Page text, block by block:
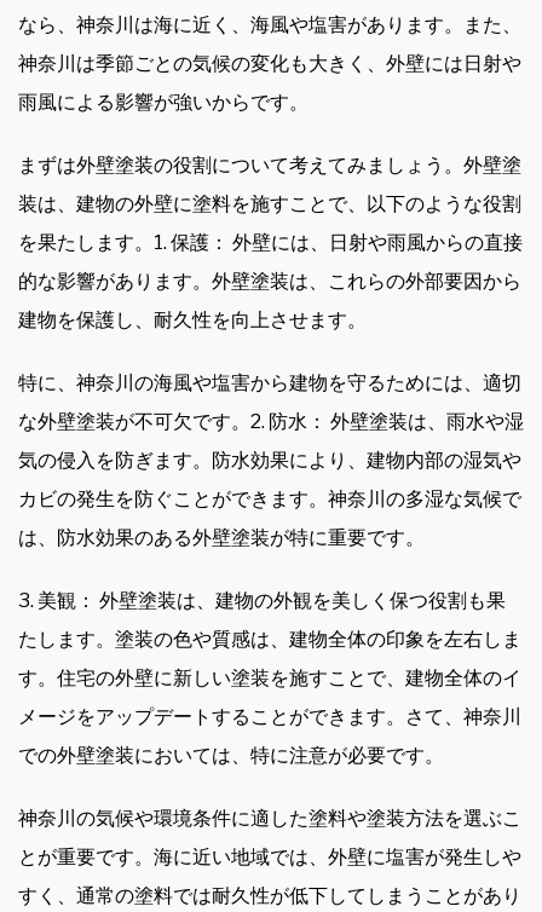
なら、神奈川は海に近く、海風や塩害があります。また、
神奈川は季節ごとの気候の変化も大きく、外壁には日射や
雨風による影響が強いからです。
まずは外壁塗装の役割について考えてみましょう。外壁塗
装は、建物の外壁に塗料を施すことで、以下のような役割
を果たします。1. 保護： 外壁には、日射や雨風からの直接
的な影響があります。外壁塗装は、これらの外部要因から
建物を保護し、耐久性を向上させます。
特に、神奈川の海風や塩害から建物を守るためには、適切
な外壁塗装が不可欠です。2. 防水： 外壁塗装は、雨水や湿
気の侵入を防ぎます。防水効果により、建物内部の湿気や
カビの発生を防ぐことができます。神奈川の多湿な気候で
は、防水効果のある外壁塗装が特に重要です。
3. 美観： 外壁塗装は、建物の外観を美しく保つ役割も果
たします。塗装の色や質感は、建物全体の印象を左右しま
す。住宅の外壁に新しい塗装を施すことで、建物全体のイ
メージをアップデートすることができます。さて、神奈川
での外壁塗装においては、特に注意が必要です。
神奈川の気候や環境条件に適した塗料や塗装方法を選ぶこ
とが重要です。海に近い地域では、外壁に塩害が発生しや
すく、通常の塗料では耐久性が低下してしまうことがあり